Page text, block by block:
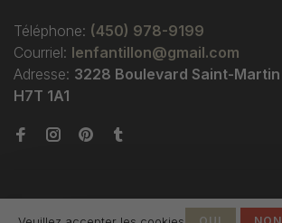
Téléphone: (450) 978-9199
Courriel: lenfantillon@gmail.com
Adresse: 3228 Boulevard Saint-Martin
H7T 1A1